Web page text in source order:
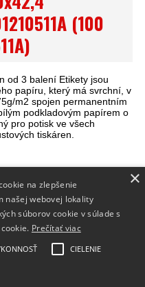
(100
od 3 balení Etikety jsou
papíru, který má svrchní, v
m2 spojen permanentním
podkladovým papírem o
pro potisk ve všech
tiskáren.
×
na zlepšenie
našej webovej lokality
súborov cookie v súlade s
Prečítať viac
CIELENIE